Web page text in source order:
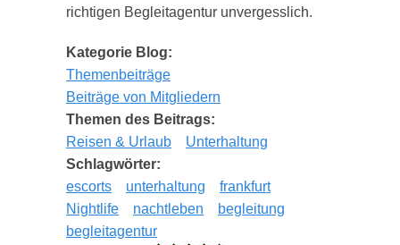
richtigen Begleitagentur unvergesslich.
Kategorie Blog:
Themenbeiträge
Beiträge von Mitgliedern
Themen des Beitrags:
Reisen & Urlaub
Unterhaltung
Schlagwörter:
escorts
unterhaltung
frankfurt
Nightlife
nachtleben
begleitung
begleitagentur